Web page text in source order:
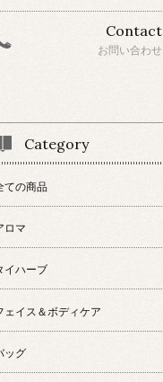
Contact
お問い合わせ
Category
ての商品
ロマ
イハーブ
ェイス＆ボディケア
ッグ